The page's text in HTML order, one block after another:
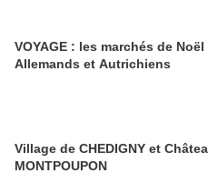
VOYAGE : les marchés de Noël
Allemands et Autrichiens
Village de CHEDIGNY et
MONTPOUPON